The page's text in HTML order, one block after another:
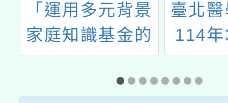
「運用多元背景
家庭知識基金的
幼兒 方案課
程」、「在國教
臺北
114
至
日開